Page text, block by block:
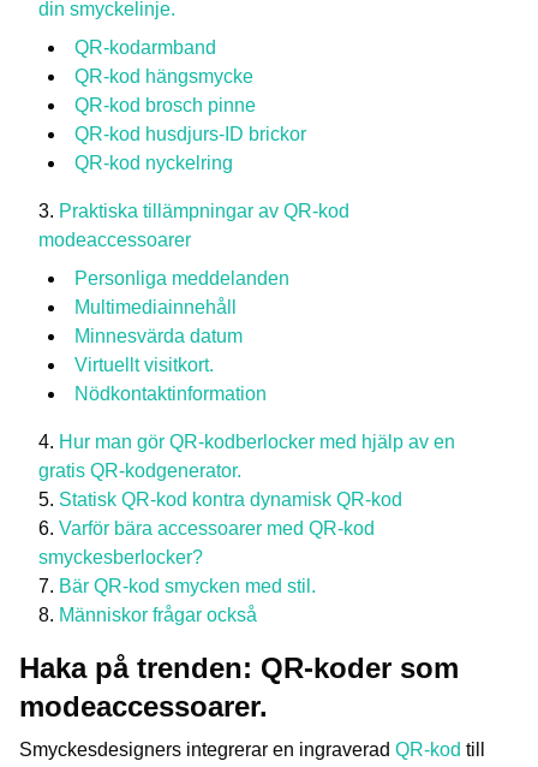
din smyckelinje.
QR-kodarmband
QR-kod hängsmycke
QR-kod brosch pinne
QR-kod husdjurs-ID brickor
QR-kod nyckelring
Praktiska tillämpningar av QR-kod
modeaccessoarer
Personliga meddelanden
Multimediainnehåll
Minnesvärda datum
Virtuellt visitkort.
Nödkontaktinformation
Hur man gör QR-kodberlocker med hjälp av en
gratis QR-kodgenerator.
Statisk QR-kod kontra dynamisk QR-kod
Varför bära accessoarer med QR-kod
smyckesberlocker?
Bär QR-kod smycken med stil.
Människor frågar också
Haka på trenden: QR-koder som
modeaccessoarer.
Smyckesdesigners integrerar en ingraverad QR-kod till